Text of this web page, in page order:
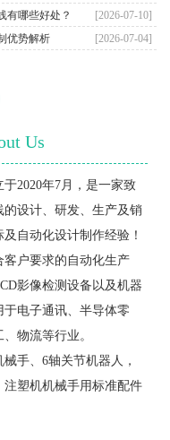
[2026-07-10]
有哪些好处？
[2026-07-04]
优势解析
Us
于2020年7月，是一家致
设计、研发、生产及销
自动化设计制作经验！
户要求的自动化生产
影像检测设备以及机器
于电子通讯、半导体零
物流等行业。
手、6轴关节机器人，
塑机机械手用标准配件